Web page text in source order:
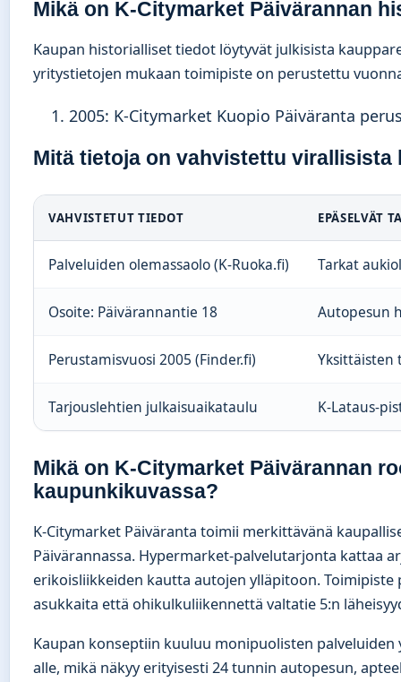
Mikä on K-Citymarket Päivärannan
Kaupan historialliset tiedot löytyvät julkisista
yritystietojen mukaan toimipiste on perustettu
2005: K-Citymarket Kuopio Päiväranta
Mitä tietoja on vahvistettu virallisista
VAHVISTETUT TIEDOT EPÄSELVÄT
Palveluiden olemassaolo (K-Ruoka.fi) Tarkat
Osoite: Päivärannantie 18 Autopesun
Perustamisvuosi 2005 (Finder.fi) Yksittäisten
Tarjouslehtien julkaisuaikataulu K-Lataus-
Mikä on K-Citymarket Päivärannan
kaupunkikuvassa?
K-Citymarket Päiväranta toimii merkittävänä
Päivärannassa. Hypermarket-palvelutarjonta kattaa
erikoisliikkeiden kautta autojen ylläpitoon. Toimipiste
asukkaita että ohikulkuliikennettä valtatie 5:n
Kaupan konseptiin kuuluu monipuolisten
alle, mikä näkyy erityisesti 24 tunnin autopesun,